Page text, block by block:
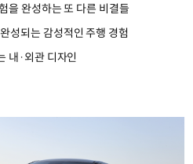
을 완성하는 또 다른 비결들
성되는 감성적인 주행 경험
내·외관 디자인